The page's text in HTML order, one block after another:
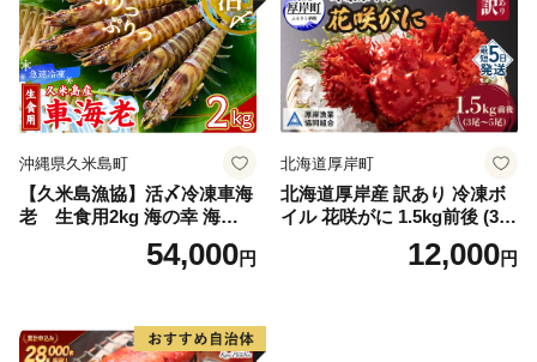
り 解凍 カニ鍋 甲羅焼き 海鮮
返礼品 特産品 新鮮 濃厚 旨み
簡単調理 家庭用 ギフト グル
メ
沖縄県久米島町
【久米島漁協】活〆冷凍車海
老 生食用2kg 海の幸 海鮮
車えび クルマエビ 高級食材
生食 刺身 鮮度抜群 プリプリ
り物 お歳暮 お中元
54,000円
北海道厚岸町
北海道厚岸産 訳あり 冷凍ボ
イル 花咲がに 1.5kg前後 (3尾
～5尾入) 蟹 花咲ガニ 魚介類
魚介 [№5863-1090]12,000円